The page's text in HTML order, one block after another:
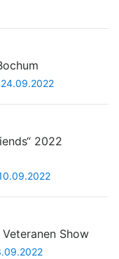
2022
Show